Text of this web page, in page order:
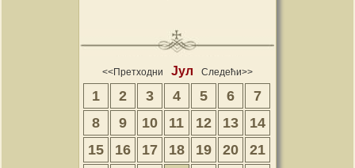
<<Претходни Јул Следећи>>
1 2 3 4 5 6
7
8
9 10 11 12 13
14
15
16 17 18 19 20
21